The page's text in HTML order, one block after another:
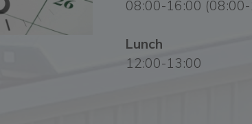
08:00-16:00
Lunch
12:00-